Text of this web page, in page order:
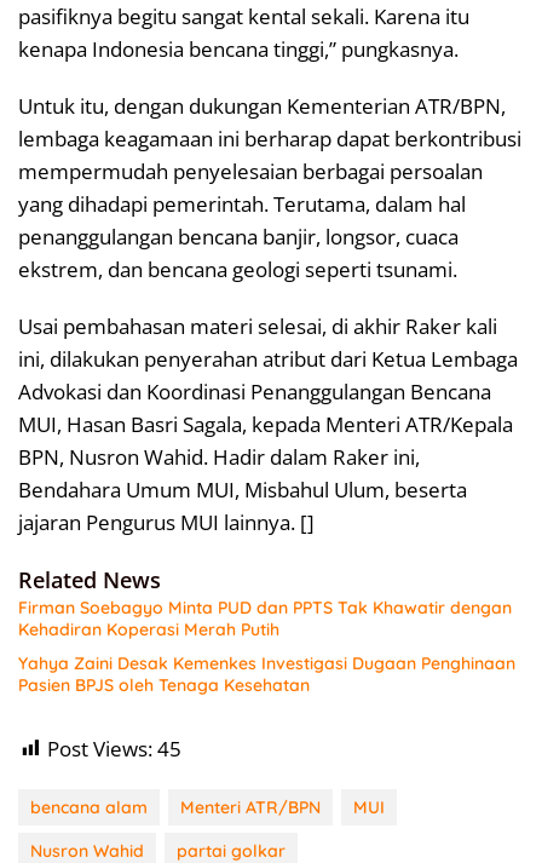
pasifiknya begitu sangat kental sekali. Karena itu
kenapa Indonesia bencana tinggi,” pungkasnya.
Untuk itu, dengan dukungan Kementerian ATR/BPN,
lembaga keagamaan ini berharap dapat berkontribusi
mempermudah penyelesaian berbagai persoalan
yang dihadapi pemerintah. Terutama, dalam hal
penanggulangan bencana banjir, longsor, cuaca
ekstrem, dan bencana geologi seperti tsunami.
Usai pembahasan materi selesai, di akhir Raker kali
ini, dilakukan penyerahan atribut dari Ketua Lembaga
Advokasi dan Koordinasi Penanggulangan Bencana
MUI, Hasan Basri Sagala, kepada Menteri ATR/Kepala
BPN, Nusron Wahid. Hadir dalam Raker ini,
Bendahara Umum MUI, Misbahul Ulum, beserta
jajaran Pengurus MUI lainnya. []
Related News
Firman Soebagyo Minta PUD dan PPTS Tak Khawatir dengan
Kehadiran Koperasi Merah Putih
Yahya Zaini Desak Kemenkes Investigasi Dugaan Penghinaan
Pasien BPJS oleh Tenaga Kesehatan
Post Views:45
bencana alam Menteri ATR/BPN
MUI
Nusron Wahid
partai golkar